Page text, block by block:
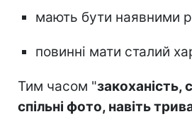
мають бути наявними
повинні мати сталий
Тим часом "закоханість,
спільні фото, навіть